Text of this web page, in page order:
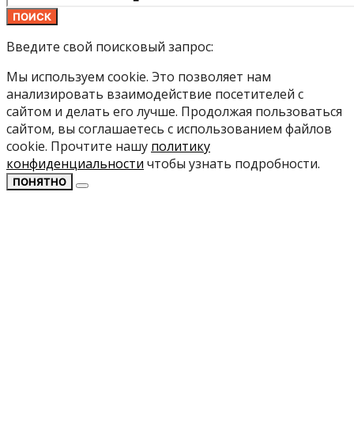
ПОИСК
Введите свой поисковый запрос:
Мы используем cookie. Это позволяет нам
анализировать взаимодействие посетителей с
сайтом и делать его лучше. Продолжая пользоваться
сайтом, вы соглашаетесь с использованием файлов
cookie. Прочтите нашу политику
конфиденциальности чтобы узнать подробности.
ПОНЯТНО